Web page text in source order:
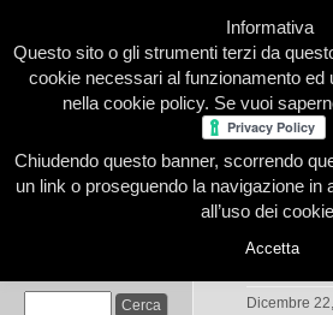
Home Presentazione Redazione
Bonsai:
Dicembre
Informativa
Questo sito o gli strumenti terzi da
cookie necessari al funzionamento ed
nella cookie policy. Se vuoi
Chiudendo questo banner, scorrendo
un link o proseguendo la navigazione in
all’uso dei
Accetta